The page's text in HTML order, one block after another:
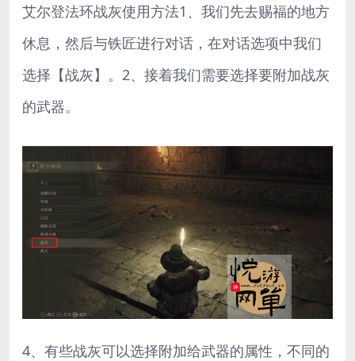
艾尔登法环战灰使用方法1、我们先去赐福的地方
休息，然后与铁匠进行对话，在对话选项中我们
选择【战灰】。2、接着我们需要选择要附加战灰
的武器。
4、有些战灰可以选择附加给武器的属性，不同的